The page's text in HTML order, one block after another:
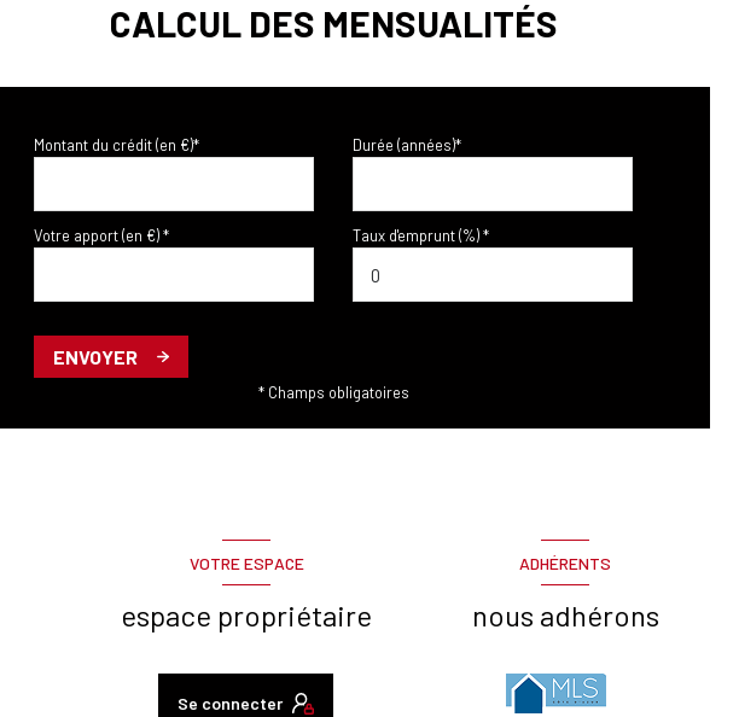
CALCUL DES MENSUALITÉS
Montant du crédit (en €)* Durée (années)*
Votre apport (en €) * Taux d'emprunt (%) *
ENVOYER
* Champs obligatoires
VOTRE ESPACE
espace propriétaire
Se connecter
ADHÉRENTS
nous adhérons